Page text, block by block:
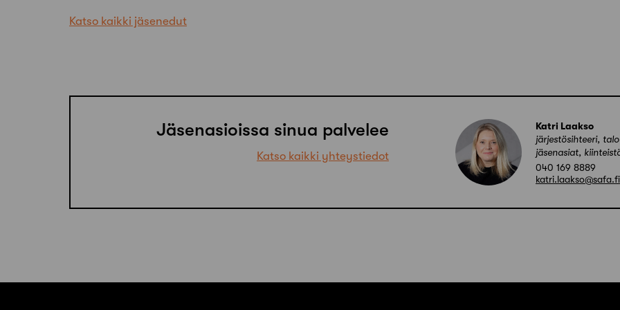
Katso kaikki jäsenedut
Jäsenasioissa sinua palvelee
Katso kaikki yhteystiedot
Katri Laakso
järjestösihteeri,
jäsenasiat,
040 169 8889
katri.laakso@safa.fi